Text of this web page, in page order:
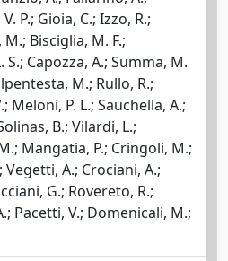
P.; Gioia, C.; Izzo, R.;
Bisciglia, M. F.;
Capozza, A.; Summa, M.
M.; Rullo, R.;
Meloni, P. L.; Sauchella, A.;
B.; Vilardi, L.;
Mangatia, P.; Cringoli, M.;
Vegetti, A.; Crociani, A.;
G.; Rovereto, R.;
Pacetti, V.; Domenicali, M.;